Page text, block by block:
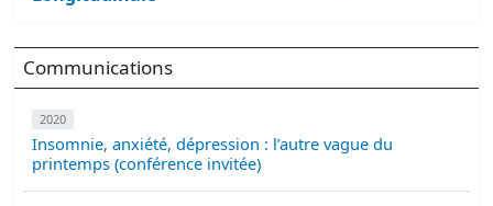
Communications
2020
Insomnie, anxiété, dépression : l’autre vague du
printemps (conférence invitée)